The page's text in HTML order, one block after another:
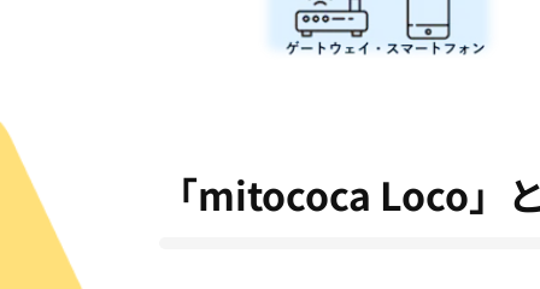
「mitococa Loco」